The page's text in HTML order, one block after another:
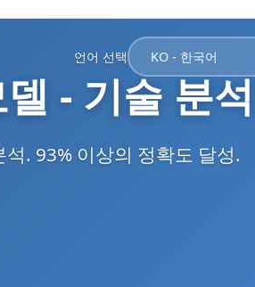
언어 선택
- 기술 분석
. 93% 이상의 정확도 달성.